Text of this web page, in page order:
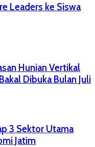
Leaders ke Siswa
Hunian Vertikal
Dibuka Bulan Juli
3 Sektor Utama
Jatim